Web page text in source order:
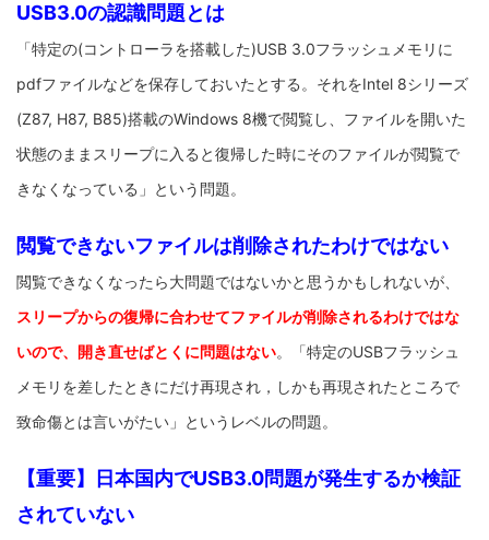
USB3.0の認識問題とは
「特定の(コントローラを搭載した)USB 3.0フラッシュメモリに
pdfファイルなどを保存しておいたとする。それをIntel 8シリーズ
(Z87, H87, B85)搭載のWindows 8機で閲覧し、ファイルを開いた
状態のままスリープに入ると復帰した時にそのファイルが閲覧で
きなくなっている」という問題。
閲覧できないファイルは削除されたわけではない
閲覧できなくなったら大問題ではないかと思うかもしれないが、
スリープからの復帰に合わせてファイルが削除されるわけではな
いので、開き直せばとくに問題はない。「特定のUSBフラッシュ
メモリを差したときにだけ再現され，しかも再現されたところで
致命傷とは言いがたい」というレベルの問題。
【重要】日本国内でUSB3.0問題が発生するか検証
されていない